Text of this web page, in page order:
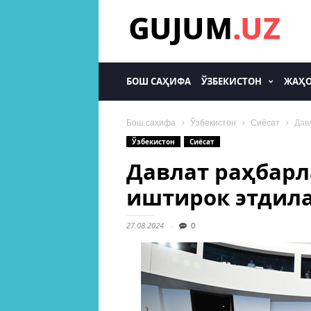
БОШ САҲИФА ЎЗБЕКИСТОН
Бош саҳифа Ўзбекистон Сиёсат
Ўзбекистон
Сиёсат
Давлат
иштирок
27.08.2024 0